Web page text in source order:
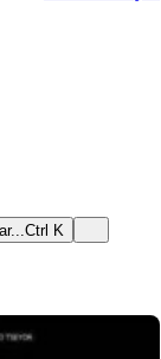
Ctrl K